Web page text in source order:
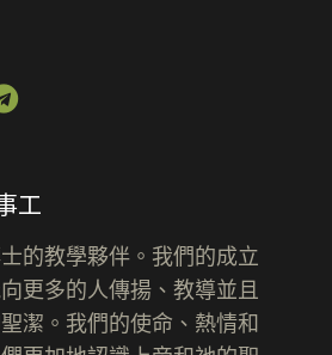
工
的教學夥伴。我們的成立
更多的人傳揚、教導並且
潔。我們的使命、熱情和